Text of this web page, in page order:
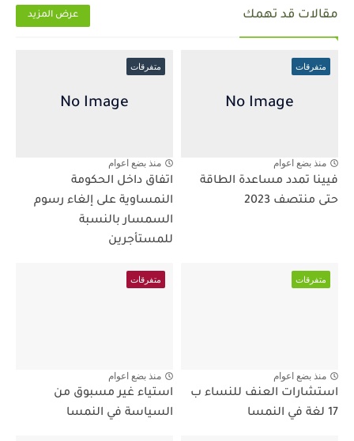
مقالات قد تهمك عرض المزيد
متفرقات
منذ بضع اعوام
فيينا تمدد مساعدة الطاقة
حتى منتصف 2023
متفرقات
منذ بضع اعوام
اتفاق داخل الحكومة
النمساوية على إلغاء رسوم
السمسار بالنسبة
للمستأجرين
متفرقات
منذ بضع اعوام
استشارات العنف للنساء ب
17 لغة في النمسا
متفرقات
منذ بضع اعوام
استياء غير مسبوق من
السياسة في النمسا